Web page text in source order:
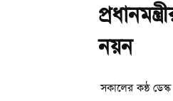
নয়ন
সকালের কন্ঠ ডেস্ক